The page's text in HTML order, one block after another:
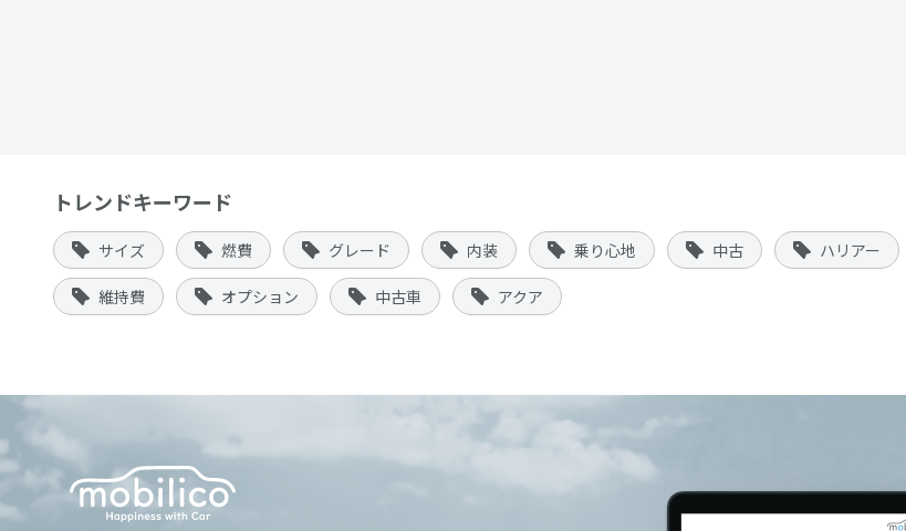
トレンドキーワード
サイズ 燃費 グレード 内装 乗り心地 中古 ハリアー
維持費 オプション 中古車 アクア